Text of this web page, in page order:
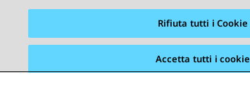
Rifiuta tutti i Cookie
Accetta tutti i cookie